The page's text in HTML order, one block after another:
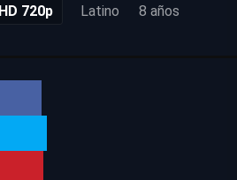
HD 720p Latino 8 años